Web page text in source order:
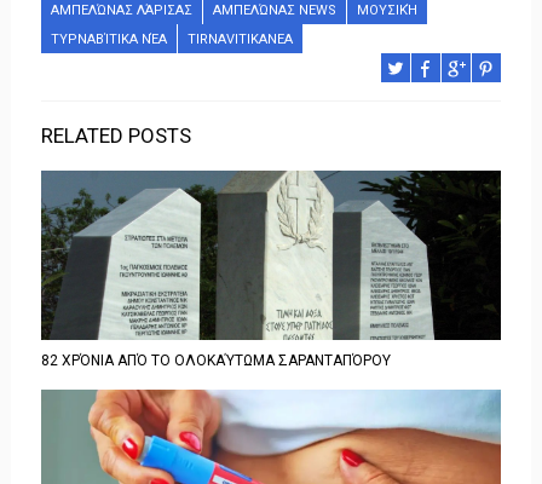
ΑΜΠΕΛΏΝΑΣ ΛΆΡΙΣΑΣ ΑΜΠΕΛΏΝΑΣ NEWS
ΜΟΥΣΙΚΉ
ΤΥΡΝΑΒΊΤΙΚΑ ΝΈΑ
TIRNAVITIKANEA
RELATED POSTS
82 ΧΡΌΝΙΑ ΑΠΌ ΤΟ ΟΛΟΚΑΎΤΩΜΑ ΣΑΡΑΝΤΑΠΌΡΟΥ